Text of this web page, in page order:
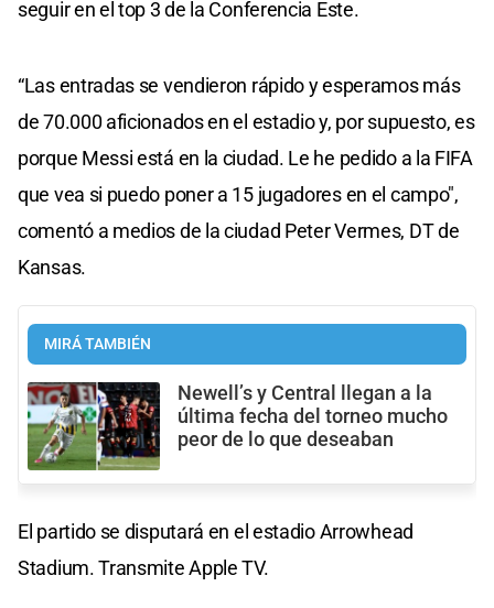
seguir en el top 3 de la Conferencia Este.
“Las entradas se vendieron rápido y esperamos más
de 70.000 aficionados en el estadio y, por supuesto, es
porque Messi está en la ciudad. Le he pedido a la FIFA
que vea si puedo poner a 15 jugadores en el campo",
comentó a medios de la ciudad Peter Vermes, DT de
Kansas.
MIRÁ TAMBIÉN
Newell’s y Central llegan a la
última fecha del torneo mucho
peor de lo que deseaban
El partido se disputará en el estadio Arrowhead
Stadium. Transmite Apple TV.